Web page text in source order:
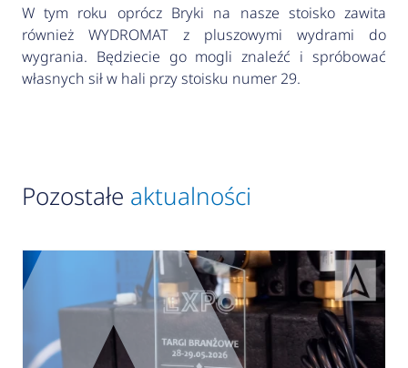
W tym roku oprócz Bryki na nasze stoisko zawita
również WYDROMAT z pluszowymi wydrami do
wygrania. Będziecie go mogli znaleźć i spróbować
własnych sił w hali przy stoisku numer 29.
Pozostałe aktualności